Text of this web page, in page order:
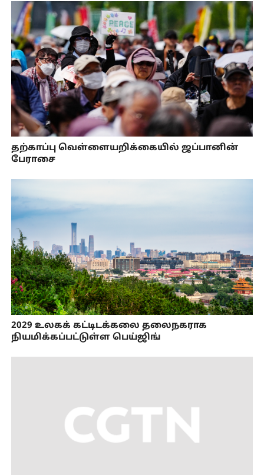
தற்காப்பு வெள்ளையறிக்கையில் ஜப்பானின்
பேராசை
2029 உலகக் கட்டிடக்கலை தலைநகராக
நியமிக்கப்பட்டுள்ள பெய்ஜிங்